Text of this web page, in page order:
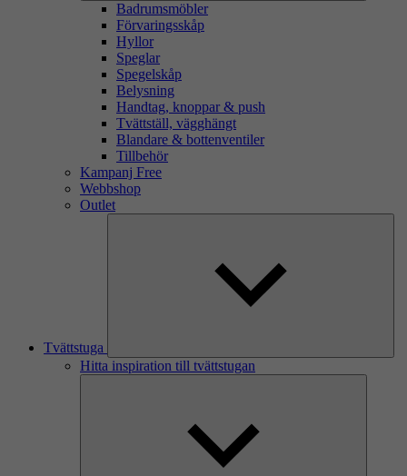
Badrumsmöbler
Förvaringsskåp
Hyllor
Speglar
Spegelskåp
Belysning
Handtag, knoppar & push
Tvättställ, vägghängt
Blandare & bottenventiler
Tillbehör
Kampanj Free
Webbshop
Outlet
Tvättstuga
Hitta inspiration till tvättstugan